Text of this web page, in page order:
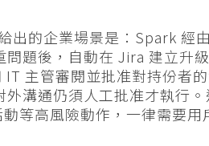
出的企業場景是：Spark 經
題後，自動在 Jira 建立升
主管審閱並批准對持份者
外溝通仍須人工批准才執行
等高風險動作，一律需要用